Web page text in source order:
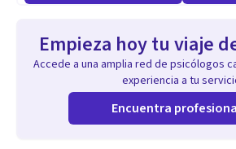
Empieza hoy tu viaje
Accede a una amplia red de psicólogos
experiencia a tu
Encuentra